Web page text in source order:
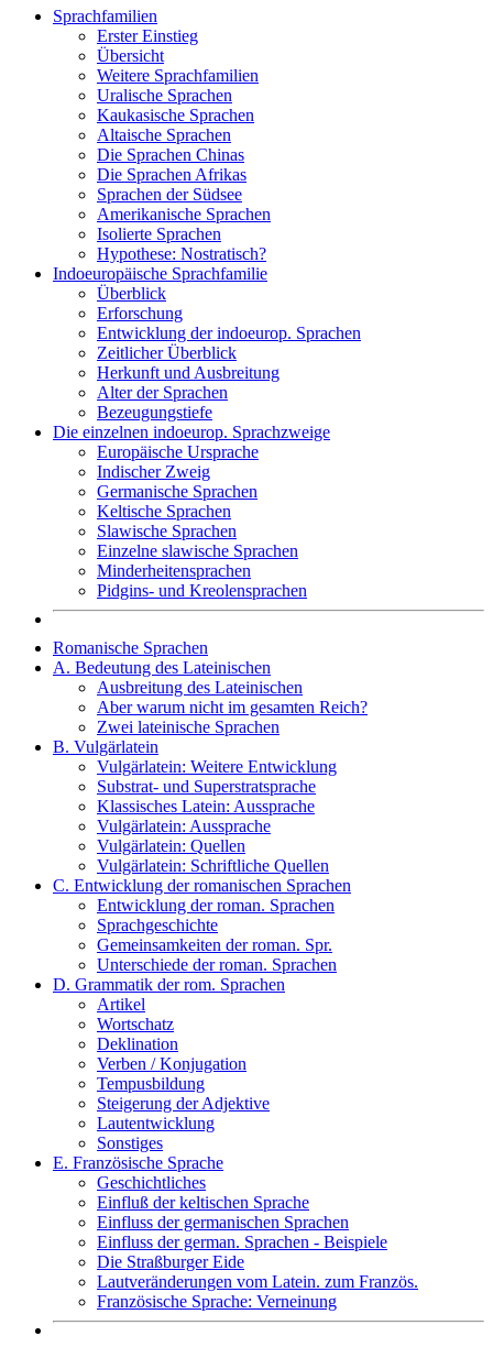
Sprachfamilien
Erster Einstieg
Übersicht
Weitere Sprachfamilien
Uralische Sprachen
Kaukasische Sprachen
Altaische Sprachen
Die Sprachen Chinas
Die Sprachen Afrikas
Sprachen der Südsee
Amerikanische Sprachen
Isolierte Sprachen
Hypothese: Nostratisch?
Indoeuropäische Sprachfamilie
Überblick
Erforschung
Entwicklung der indoeurop. Sprachen
Zeitlicher Überblick
Herkunft und Ausbreitung
Alter der Sprachen
Bezeugungstiefe
Die einzelnen indoeurop. Sprachzweige
Europäische Ursprache
Indischer Zweig
Germanische Sprachen
Keltische Sprachen
Slawische Sprachen
Einzelne slawische Sprachen
Minderheitensprachen
Pidgins- und Kreolensprachen
Romanische Sprachen
A. Bedeutung des Lateinischen
Ausbreitung des Lateinischen
Aber warum nicht im gesamten Reich?
Zwei lateinische Sprachen
B. Vulgärlatein
Vulgärlatein: Weitere Entwicklung
Substrat- und Superstratsprache
Klassisches Latein: Aussprache
Vulgärlatein: Aussprache
Vulgärlatein: Quellen
Vulgärlatein: Schriftliche Quellen
C. Entwicklung der romanischen Sprachen
Entwicklung der roman. Sprachen
Sprachgeschichte
Gemeinsamkeiten der roman. Spr.
Unterschiede der roman. Sprachen
D. Grammatik der rom. Sprachen
Artikel
Wortschatz
Deklination
Verben / Konjugation
Tempusbildung
Steigerung der Adjektive
Lautentwicklung
Sonstiges
E. Französische Sprache
Geschichtliches
Einfluß der keltischen Sprache
Einfluss der germanischen Sprachen
Einfluss der german. Sprachen - Beispiele
Die Straßburger Eide
Lautveränderungen vom Latein. zum Französ.
Französische Sprache: Verneinung